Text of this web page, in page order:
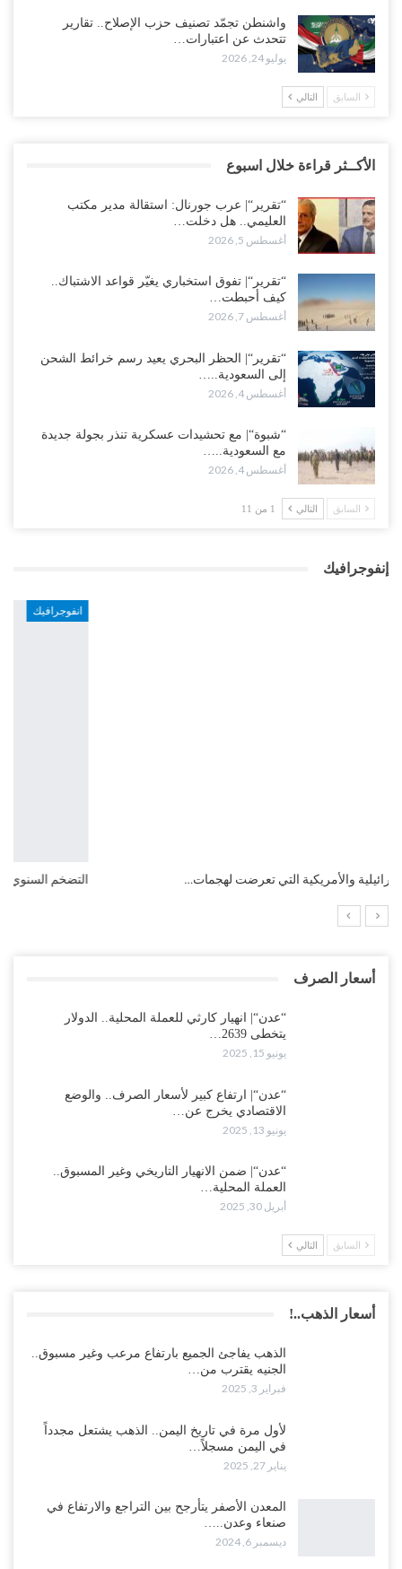
واشنطن تجمّد تصنيف حزب الإصلاح.. تقارير
تتحدث عن اعتبارات…
يوليو 24, 2026
السابق التالي
الأكــثر قراءة خلال اسبوع
“تقرير“| عرب جورنال: استقالة مدير مكتب
العليمي.. هل دخلت…
أغسطس 5, 2026
“تقرير“| تفوق استخباري يغيّر قواعد الاشتباك..
كيف أحبطت…
أغسطس 7, 2026
“تقرير“| الحظر البحري يعيد رسم خرائط الشحن
إلى السعودية..…
أغسطس 4, 2026
“شبوة“| مع تحشيدات عسكرية تنذر بجولة جديدة
مع السعودية..…
أغسطس 4, 2026
السابق التالي 1 من 11
إنفوجرافيك
التضخم السنوي لمنطقة اليورو.. “إنفوجرافيك“..!
أسعار الصرف
“عدن“| انهيار كارثي للعملة المحلية.. الدولار
يتخطى 2639…
يونيو 15, 2025
“عدن“| ارتفاع كبير لأسعار الصرف.. والوضع
الاقتصادي يخرج عن…
يونيو 13, 2025
“عدن“| ضمن الانهيار التاريخي وغير المسبوق..
العملة المحلية…
أبريل 30, 2025
السابق التالي
أسعار الذهب..!
الذهب يفاجئ الجميع بارتفاع مرعب وغير مسبوق..
الجنيه يقترب من…
فبراير 3, 2025
لأول مرة في تاريخ اليمن.. الذهب يشتعل مجدداً
في اليمن مسجلاً…
يناير 27, 2025
المعدن الأصفر يتأرجح بين التراجع والارتفاع في
صنعاء وعدن..…
ديسمبر 6, 2024